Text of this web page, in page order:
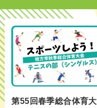
第55回春季総合体育大